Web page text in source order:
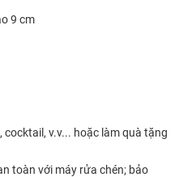
9 cm
v.v... hoặc làm quà tặng
toàn với máy rửa chén; bảo